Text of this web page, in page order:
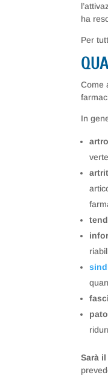
ha
Per
Come
In
Sarà